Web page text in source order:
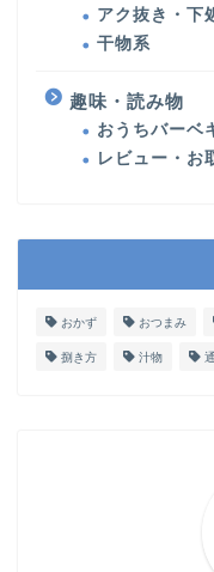
アク抜き・下
干物系
趣味・読み物
おうちバーベ
レビュー・お
おかず おつまみ
捌き方 汁物